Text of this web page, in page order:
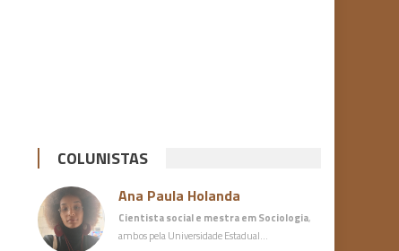
COLUNISTAS
Ana Paula Holanda
Cientista social e mestra em Sociologia,
ambos pela Universidade Estadual…